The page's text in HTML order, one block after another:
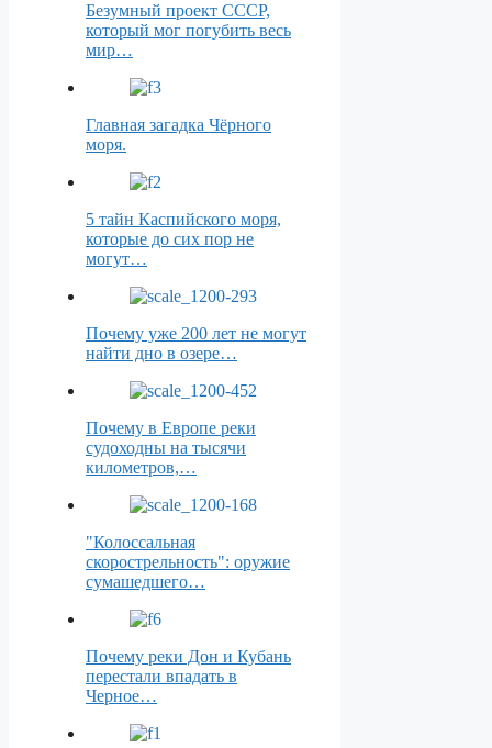
Безумный проект СССР,
который мог погубить весь
мир…
Главная загадка Чёрного
моря.
5 тайн Каспийского моря,
которые до сих пор не
могут…
Почему уже 200 лет не могут
найти дно в озере…
Почему в Европе реки
судоходны на тысячи
километров,…
"Колоссальная
скорострельность": оружие
сумашедшего…
Почему реки Дон и Кубань
перестали впадать в
Черное…